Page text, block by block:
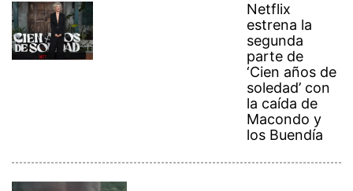
Netflix
estrena la
segunda
parte de
‘Cien años de
soledad’ con
la caída de
Macondo y
los Buendía